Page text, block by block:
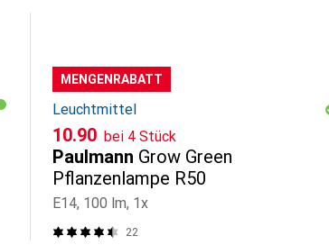
MENGENRABATT
Leuchtmittel
CHF
10.90 bei 4 Stück
Paulmann Grow Green
Pflanzenlampe R50
E14, 100 lm, 1x
22